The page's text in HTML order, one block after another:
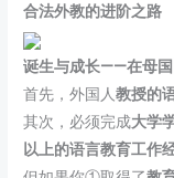
合法外教的进阶之路
诞生与成长——在母
首先，外国人教授的
其次，必须完成大学
以上的语言教育工作